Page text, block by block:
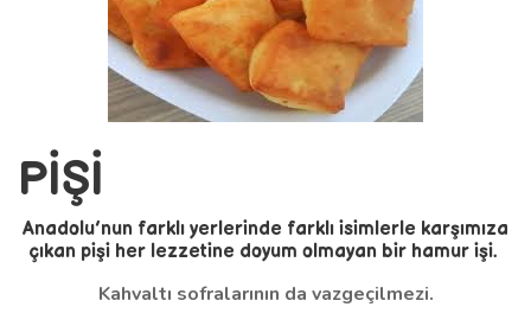
PİŞİ
Anadolu’nun farklı yerlerinde farklı isimlerle karşımıza
çıkan pişi her lezzetine doyum olmayan bir hamur işi.
Kahvaltı sofralarının da vazgeçilmezi.